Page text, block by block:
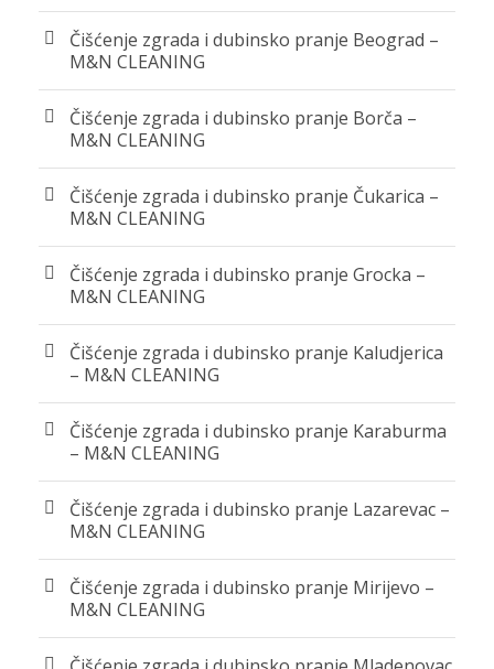
Čišćenje zgrada i dubinsko pranje Beograd –
M&N CLEANING
Čišćenje zgrada i dubinsko pranje Borča –
M&N CLEANING
Čišćenje zgrada i dubinsko pranje Čukarica –
M&N CLEANING
Čišćenje zgrada i dubinsko pranje Grocka –
M&N CLEANING
Čišćenje zgrada i dubinsko pranje Kaludjerica
– M&N CLEANING
Čišćenje zgrada i dubinsko pranje Karaburma
– M&N CLEANING
Čišćenje zgrada i dubinsko pranje Lazarevac –
M&N CLEANING
Čišćenje zgrada i dubinsko pranje Mirijevo –
M&N CLEANING